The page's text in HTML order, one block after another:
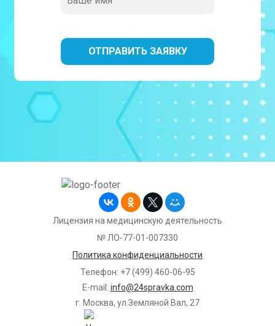
Лицензия на медицинскую деятельность
№ ЛО-77-01-007330
Политика конфиденциальности
Телефон: +7 (499) 460-06-95
E-mail: info@24spravka.com
г. Москва, ул.Земляной Вал, 27